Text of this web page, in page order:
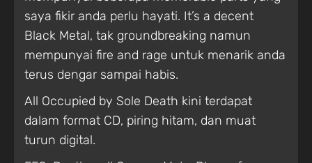
saya fikir anda perlu hayati. It’s a decent
Black Metal, tak groundbreaking namun
mempunyai fire and rage untuk menarik anda
terus dengar sampai habis.
All Occupied by Sole Death kini terdapat
dalam format CD, piring hitam, dan muat
turun digital.